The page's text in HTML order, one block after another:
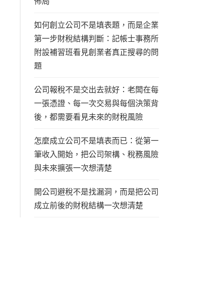
如何創立公司不是填表題，而是企業
第一步財稅結構判斷：記帳士事務所
附設補習班看見創業者真正搜尋的問
題
公司報稅不是交出去就好：老闆在每
一張憑證、每一次交易與每個決策背
後，都需要看見未來的財稅風險
怎麼成立公司不是填表而已：從第一
筆收入開始，把公司架構、稅務風險
與未來擴張一次想清楚
開公司避稅不是找漏洞，而是把公司
成立前後的財稅結構一次想清楚